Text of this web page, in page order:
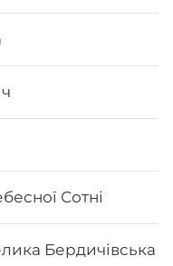
Сотні
Бердичівська
тобіко,